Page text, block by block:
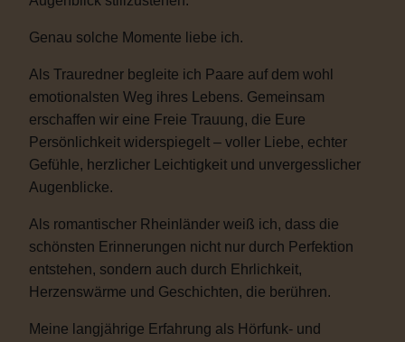
Genau solche Momente liebe ich.
Als Trauredner begleite ich Paare auf dem wohl
emotionalsten Weg ihres Lebens. Gemeinsam
erschaffen wir eine Freie Trauung, die Eure
Persönlichkeit widerspiegelt – voller Liebe, echter
Gefühle, herzlicher Leichtigkeit und unvergesslicher
Augenblicke.
Als romantischer Rheinländer weiß ich, dass die
schönsten Erinnerungen nicht nur durch Perfektion
entstehen, sondern auch durch Ehrlichkeit,
Herzenswärme und Geschichten, die berühren.
Meine langjährige Erfahrung als Hörfunk- und